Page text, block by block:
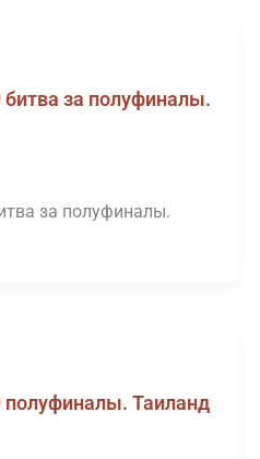
за полуфиналы.
за полуфиналы.
Таиланд